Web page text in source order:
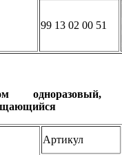
99 13 02 00 51
одноразовый,
Артикул